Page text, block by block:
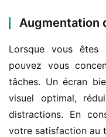
Augmentation
Lorsque vous
pouvez vous
tâches. Un écran
visuel optimal,
distractions. En
votre satisfaction au